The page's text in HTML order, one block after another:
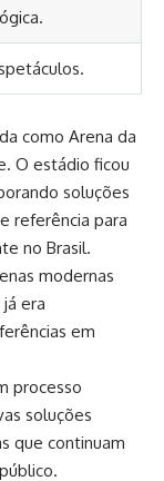
como Arena da
O estádio ficou
soluções
referência para
no Brasil.
modernas
era
em
processo
soluções
que continuam